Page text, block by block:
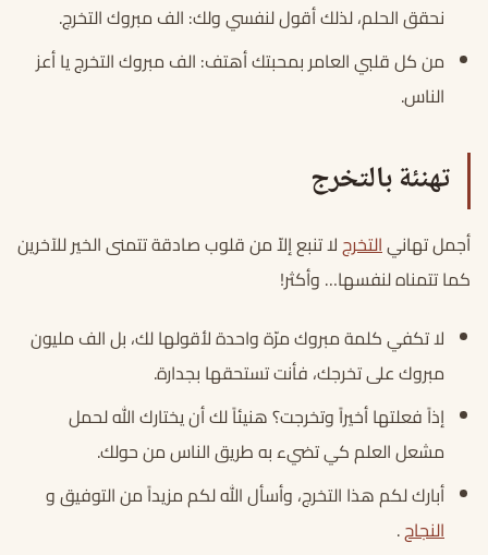
نحقق الحلم، لذلك أقول لنفسي ولك: الف مبروك التخرج.
من كل قلبي العامر بمحبتك أهتف: الف مبروك التخرج يا أعز
الناس.
تهنئة بالتخرج
أجمل تهانيالتخرجلا تنبع إلاّ من قلوب صادقة تتمنى الخير للآخرين
كما تتمناه لنفسها… وأكثر!
لا تكفي كلمة مبروك مرّة واحدة لأقولها لك، بل الف مليون
مبروك على تخرجك، فأنت تستحقها بجدارة.
إذاً فعلتها أخيراً وتخرجت؟ هنيئاً لك أن يختارك الله لحمل
مشعل العلم كي تضيء به طريق الناس من حولك.
أبارك لكم هذا التخرج، وأسأل الله لكم مزيداً من التوفيق و
النجاح.